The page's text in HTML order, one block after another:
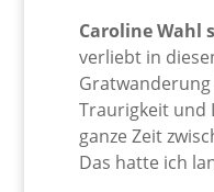
Caroline Wahl
verliebt in
Traurigkeit und
ganze Zeit
Das hatte ich